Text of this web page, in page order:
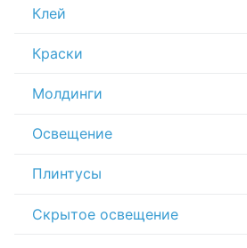
Клей
Краски
Молдинги
Освещение
Плинтусы
Скрытое освещение